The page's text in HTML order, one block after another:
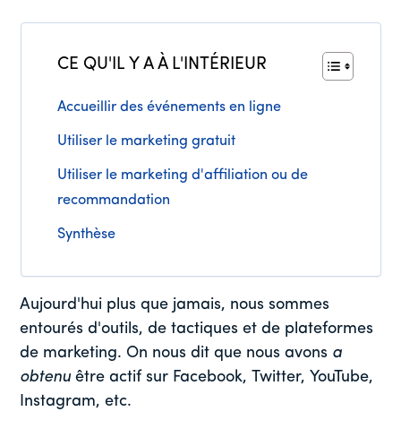
CE QU'IL Y A À L'INTÉRIEUR
Accueillir des événements en ligne
Utiliser le marketing gratuit
Utiliser le marketing d'affiliation ou de
recommandation
Synthèse
Aujourd'hui plus que jamais, nous sommes
entourés d'outils, de tactiques et de plateformes
de marketing. On nous dit que nous avons a
obtenuêtre actif sur Facebook, Twitter, YouTube,
Instagram, etc.